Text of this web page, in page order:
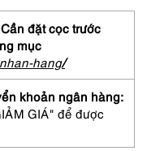
đặt cọc trước
mục
hang/
khoản ngân hàng:
GIÁ" để được